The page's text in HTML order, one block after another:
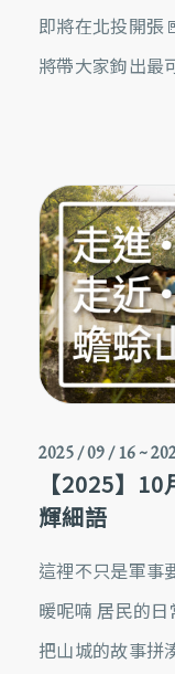
即將在北投開張
將帶大家鉤出最
2025 / 09 / 16~
【2025】
輝細語
這裡不只是軍事
暖呢喃 居民的日
把山城的故事拼